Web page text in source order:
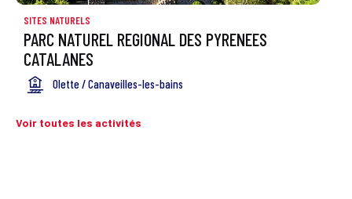
SITES NATURELS
PARC NATUREL REGIONAL DES PYRENEES
CATALANES
Olette / Canaveilles-les-bains
Voir toutes les activités